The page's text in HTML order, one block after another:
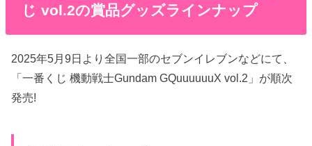
じ vol.2の賞品グッズラインナップ
2025年5月9日より全国一部のセブンイレブンなどにて、
「一番くじ 機動戦士Gundam GQuuuuuuX vol.2」が順次
発売!